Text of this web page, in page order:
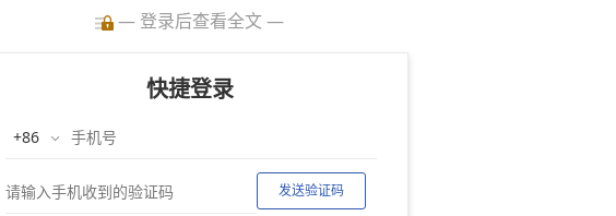
— 登录后查看全文 —
快捷登录
发送验证码